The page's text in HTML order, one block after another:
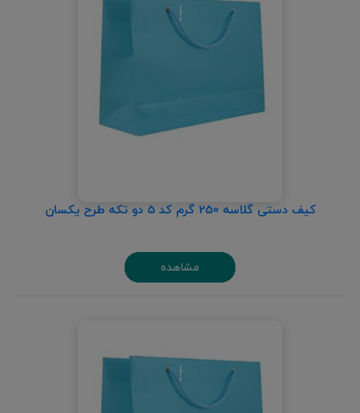
کیف دستی گلاسه 250 گرم کد 5 دو تکه طرح یکسان
مشاهده